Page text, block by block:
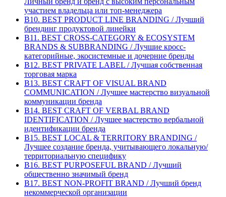
участием владельца или топ-менеджера
B10. BEST PRODUCT LINE BRANDING / Лучший
брендинг продуктовой линейки
B11. BEST CROSS-CATEGORY & ECOSYSTEM
BRANDS & SUBBRANDING / Лучшие кросс-
категорийные, экосистемные и дочерние бренды
B12. BEST PRIVATE LABEL / Лучшая собственная
торговая марка
B13. BEST CRAFT OF VISUAL BRAND
COMMUNICATION / Лучшее мастерство визуальной
коммуникации бренда
B14. BEST CRAFT OF VERBAL BRAND
IDENTIFICATION / Лучшее мастерство вербальной
идентификации бренда
B15. BEST LOCAL & TERRITORY BRANDING /
Лучшее создание бренда, учитывающего локальную/
территориальную специфику
B16. BEST PURPOSEFUL BRAND / Лучший
общественно значимый бренд
B17. BEST NON-PROFIT BRAND / Лучший бренд
некоммерческой организации